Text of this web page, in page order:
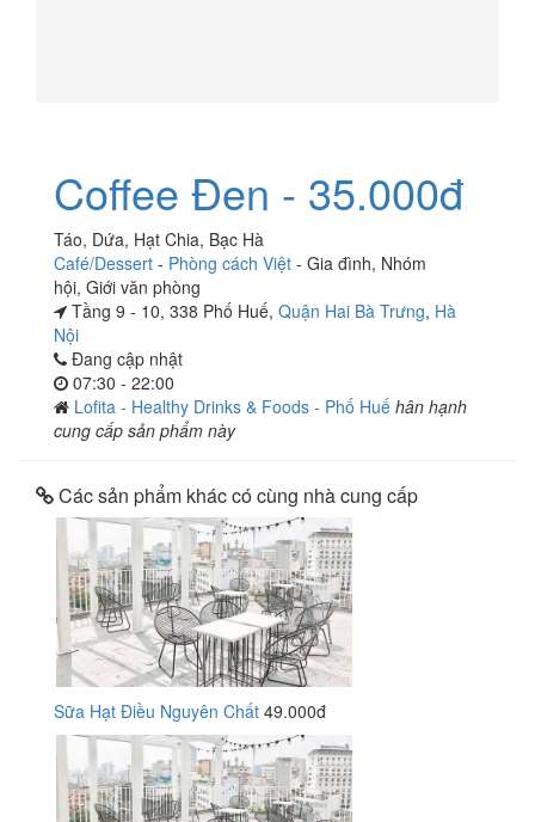
Coffee Đen - 35.000đ
Táo, Dứa, Hạt Chia, Bạc Hà
Café/Dessert - Phòng cách Việt - Gia đình, Nhóm
hội, Giới văn phòng
Tầng 9 - 10, 338 Phố Huế, Quận Hai Bà Trưng, Hà
Nội
Đang cập nhật
07:30 - 22:00
Lofita - Healthy Drinks & Foods - Phố Huế hân hạnh
cung cấp sản phẩm này
Các sản phẩm khác có cùng nhà cung cấp
Sữa Hạt Điều Nguyên Chất 49.000đ